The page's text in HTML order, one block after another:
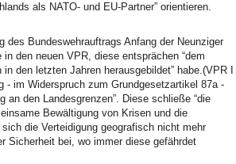
als NATO- und EU-Partner” orientieren.
des Bundeswehrauftrags Anfang der Neunziger
in den neuen VPR, diese entsprächen “dem
den letzten Jahren herausgebildet” habe.(VPR I
- im Widerspruch zum Grundgesetzartikel 87a -
an den Landesgrenzen”. Diese schließe “die
Bewältigung von Krisen und die
die Verteidigung geografisch nicht mehr
Sicherheit bei, wo immer diese gefährdet